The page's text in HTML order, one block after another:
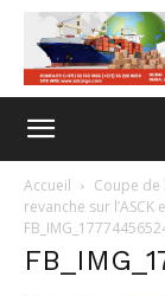
Accueil
Coupe de
revanche sur